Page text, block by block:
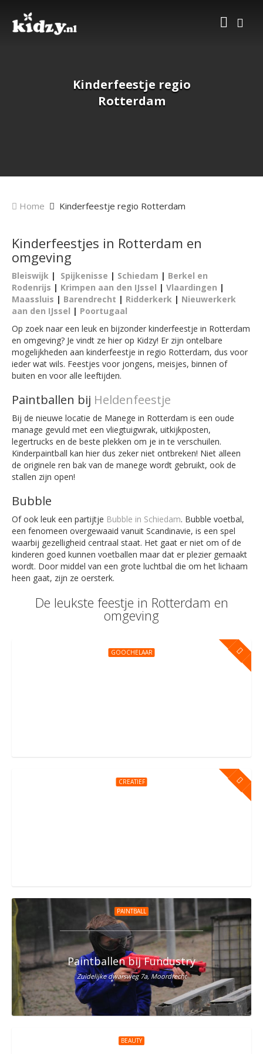
Kinderfeestje regio
Rotterdam
Home Kinderfeestje regio Rotterdam
Kinderfeestjes in Rotterdam en
omgeving
Bleiswijk | Spijkenisse | Schiedam | Berkel en
Rodenrijs | Krimpen aan den IJssel | Vlaardingen |
Maassluis | Barendrecht | Ridderkerk | Nieuwerkerk
aan den IJssel | Poortugaal
Op zoek naar een leuk en bijzonder kinderfeestje in Rotterdam
en omgeving? Je vindt ze hier op Kidzy! Er zijn ontelbare
mogelijkheden aan kinderfeestje in regio Rotterdam, dus voor
ieder wat wils. Feestjes voor jongens, meisjes, binnen of
buiten en voor alle leeftijden.
Paintballen bij Heldenfeestje
Bij de nieuwe locatie de Manege in Rotterdam is een oude
manage gevuld met een vliegtuigwrak, uitkijkposten,
legertrucks en de beste plekken om je in te verschuilen.
Kinderpaintball kan hier dus zeker niet ontbreken! Niet alleen
de originele ren bak van de manege wordt gebruikt, ook de
stallen zijn open!
Bubble
Of ook leuk een partijtje Bubble in Schiedam. Bubble voetbal,
een fenomeen overgewaaid vanuit Scandinavie, is een spel
waarbij gezelligheid centraal staat. Het gaat er niet om of de
kinderen goed kunnen voetballen maar dat er plezier gemaakt
wordt. Door middel van een grote luchtbal die om het lichaam
heen gaat, zijn ze oersterk.
De leukste feestje in Rotterdam en
omgeving
GOOCHELAAR
CREATIEF
PAINTBALL
Paintballen bij Fundustry
Zuidelijke dwarsweg 7a, Moordrecht
BEAUTY